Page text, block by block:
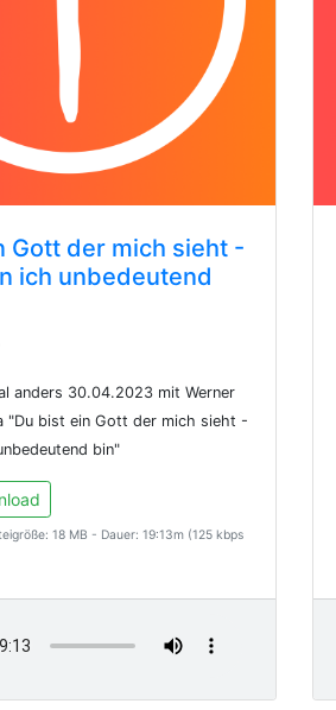
Gott der mich sieht -
ich unbedeutend
anders 30.04.2023 mit Werner
"Du bist ein Gott der mich sieht -
bin"
18 MB - Dauer: 19:13m (125 kbps